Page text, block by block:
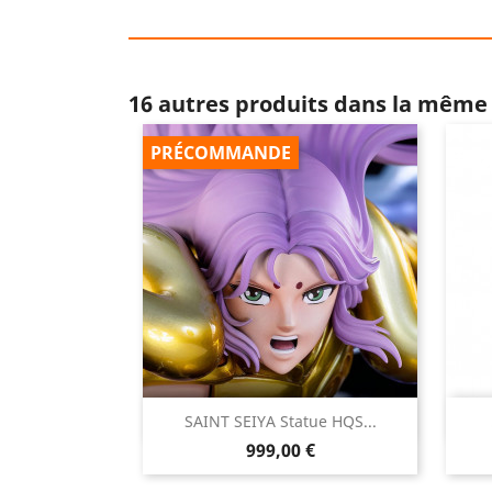
16 autres produits dans la
SAINT SEIYA Statue HQS...
Prix
999,00 €
PRÉCOMMANDE
Aperçu rapide